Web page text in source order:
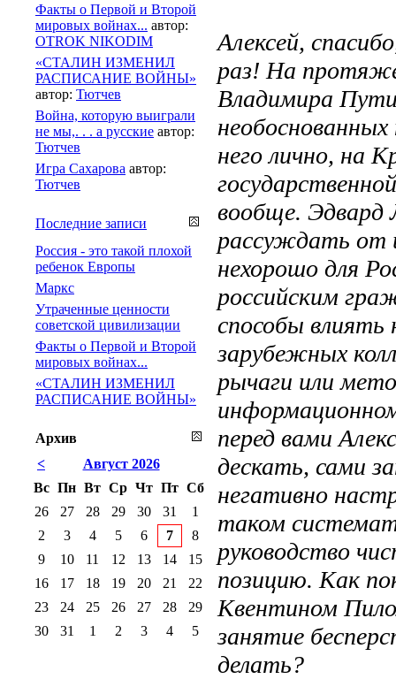
Алексей,
раз! На
Владимира
него лично, на
вообще. Эдвард
рассуждать от
нехорошо для
российским
способы влиять
зарубежных
рычаги или
перед вами
дескать, сами
негативно
таком
руководство
позицию. Как
Квентином
занятие
делать?
Факты о Первой и Второй
мировых войнах... автор:
OTROK NIKODIM
«СТАЛИН ИЗМЕНИЛ
РАСПИСАНИЕ ВОЙНЫ»
автор: Тютчев
Война, которую выиграли
не мы,. . . а русские автор:
Тютчев
Игра Сахарова автор:
Тютчев
Последние записи
Россия - это такой плохой
ребенок Европы
Маркс
Утраченные ценности
советской цивилизации
Факты о Первой и Второй
мировых войнах...
«СТАЛИН ИЗМЕНИЛ
РАСПИСАНИЕ ВОЙНЫ»
Архив
<
Август 2026
Вс Пн Вт Ср Чт Пт Сб
26
27 28 29 30 31
1
2
3 4 5 6 7
8
9
10 11 12 13 14
15
16
17 18 19 20 21
22
23
24 25 26 27 28
29
30
31 1 2 3 4 5